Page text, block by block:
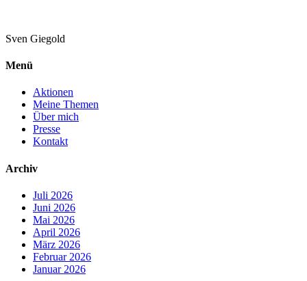
Sven Giegold
Menü
Aktionen
Meine Themen
Über mich
Presse
Kontakt
Archiv
Juli 2026
Juni 2026
Mai 2026
April 2026
März 2026
Februar 2026
Januar 2026